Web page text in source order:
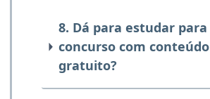
8. Dá para estudar para
concurso com conteúdo
gratuito?